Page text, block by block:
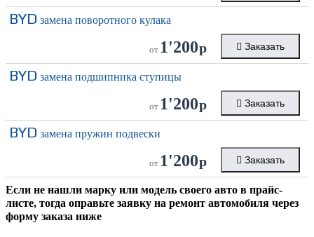
BYD замена поворотного кулака
от 1'200р Заказать
BYD замена подшипника ступицы
от 1'200р Заказать
BYD замена пружин подвески
от 1'200р Заказать
Если не нашли марку или модель своего авто в прайс-
листе, тогда оправьте заявку на ремонт автомобиля через
форму заказа ниже